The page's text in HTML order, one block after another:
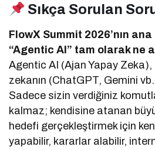
Sıkça Sorulan
FlowX Summit 2026’nın
“Agentic AI” tam olarak ne
Agentic AI (Ajan Yapay
zekanın (ChatGPT, Gemini
Sadece sizin verdiğiniz
kalmaz; kendisine atanan
hedefi gerçekleştirmek için
yapabilir, kararlar alabilir,